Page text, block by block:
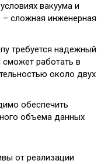
вакуума и
– сложная инженерная
требуется надежный
сможет работать в
около двух
обеспечить
объема данных
от реализации